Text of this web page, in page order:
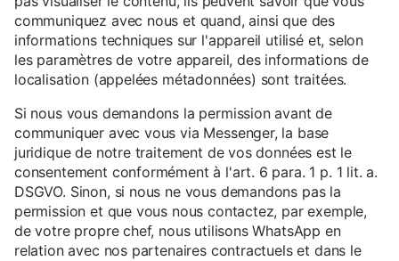
communiquez avec nous et quand, ainsi que des
informations techniques sur l'appareil utilisé et, selon
les paramètres de votre appareil, des informations de
localisation (appelées métadonnées) sont traitées.
Si nous vous demandons la permission avant de
communiquer avec vous via Messenger, la base
juridique de notre traitement de vos données est le
consentement conformément à l'art. 6 para. 1 p. 1 lit. a.
DSGVO. Sinon, si nous ne vous demandons pas la
permission et que vous nous contactez, par exemple,
de votre propre chef, nous utilisons WhatsApp en
relation avec nos partenaires contractuels et dans le